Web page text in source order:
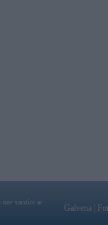
nav saistīts ar
Galvena